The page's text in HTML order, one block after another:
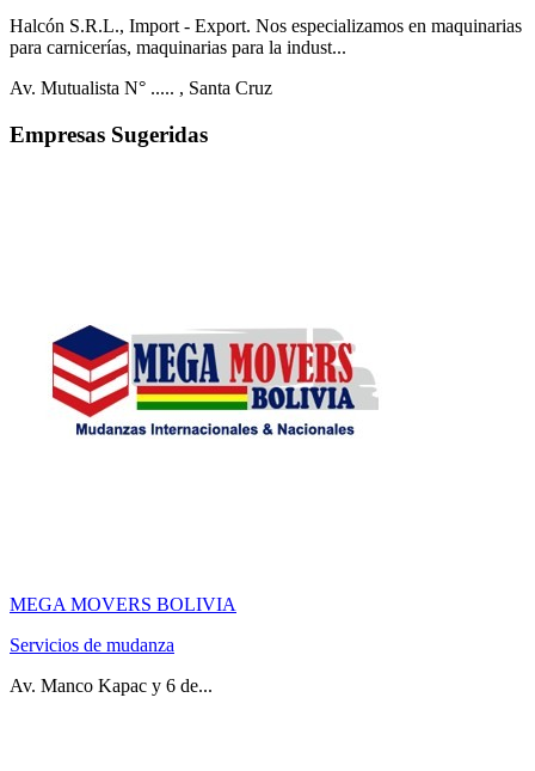
Halcón S.R.L., Import - Export. Nos especializamos en maquinarias
para carnicerías, maquinarias para la indust...
Av. Mutualista N° ..... , Santa Cruz
Empresas Sugeridas
MEGA MOVERS BOLIVIA
Servicios de mudanza
Av. Manco Kapac y 6 de...